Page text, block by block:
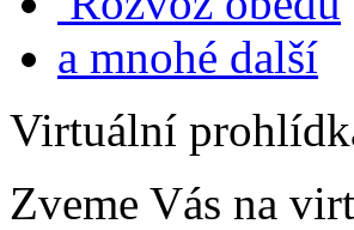
a mnohé další
Virtuální
Zveme Vás na